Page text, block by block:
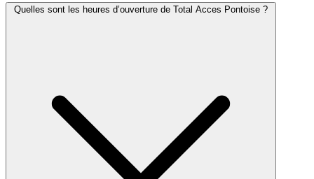
Quelles sont les heures d’ouverture de Total Acces Pontoise ?